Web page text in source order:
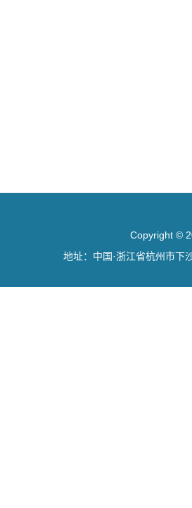
Copyright ©
地址：中国·浙江省杭州市